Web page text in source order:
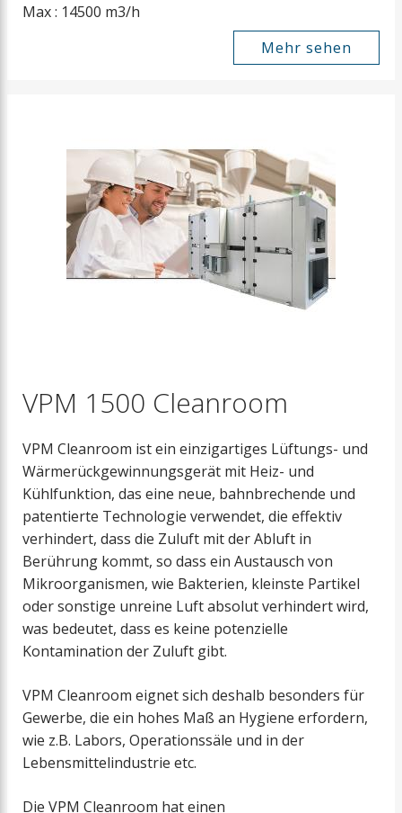
Max : 14500 m3/h
Mehr sehen
VPM 1500 Cleanroom
VPM Cleanroom ist ein einzigartiges Lüftungs- und
Wärmerückgewinnungsgerät mit Heiz- und
Kühlfunktion, das eine neue, bahnbrechende und
patentierte Technologie verwendet, die effektiv
verhindert, dass die Zuluft mit der Abluft in
Berührung kommt, so dass ein Austausch von
Mikroorganismen, wie Bakterien, kleinste Partikel
oder sonstige unreine Luft absolut verhindert wird,
was bedeutet, dass es keine potenzielle
Kontamination der Zuluft gibt.
VPM Cleanroom eignet sich deshalb besonders für
Gewerbe, die ein hohes Maß an Hygiene erfordern,
wie z.B. Labors, Operationssäle und in der
Lebensmittelindustrie etc.
Die VPM Cleanroom hat einen